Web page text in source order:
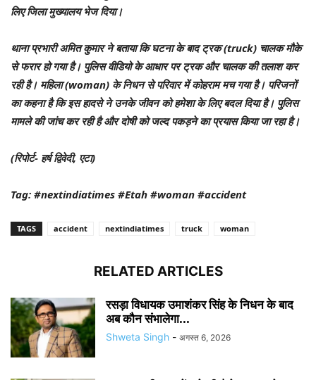
लिए जिला मुख्यालय भेज दिया।
थाना प्रभारी अमित कुमार ने बताया कि घटना के बाद ट्रक (truck) चालक मौके
से फरार हो गया है। पुलिस वीडियो के आधार पर ट्रक और चालक की तलाश कर
रही है। महिला (woman) के निधन से परिवार में कोहराम मच गया है। परिजनों
का कहना है कि इस हादसे ने उनके जीवन को हमेशा के लिए बदल दिया है। पुलिस
मामले की जांच कर रही है और दोषी को जल्द पकड़ने का प्रयास किया जा रहा है।
(रिपोर्ट- हर्ष द्विवेदी, एटा)
Tag: #nextindiatimes #Etah #woman #accident
TAGS accident nextindiatimes truck woman
RELATED ARTICLES
रसड़ा विधायक उमाशंकर सिंह के निधन के बाद
अब कौन संभालेगा...
Shweta Singh - अगस्त 6, 2026